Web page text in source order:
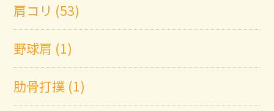
肩コリ (53)
野球肩 (1)
肋骨打撲 (1)